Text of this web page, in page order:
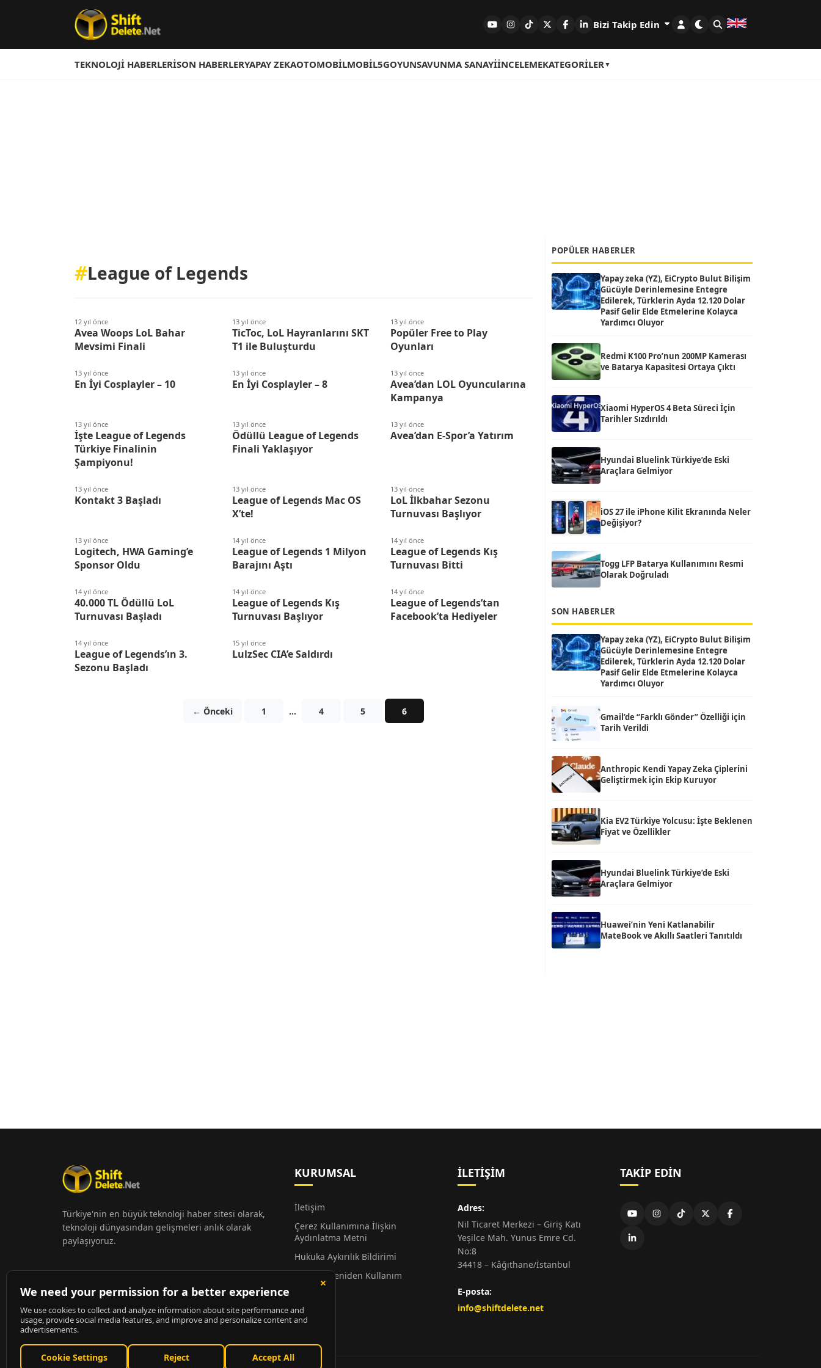
Bizi Takip Edin
TEKNOLOJI HABERLERISON HABERLERYAPAY ZEKAOTOMOBILMOBIL5GOYUNSAVUNMA SANAYIİNCELEMEKATEGORILER
#League of Legends
12 yıl önce
Avea Woops LoL Bahar
Mevsimi Finali
13 yıl önce
TicToc, LoL Hayranlarını SKT
T1 ile Buluşturdu
13 yıl önce
Popüler Free to Play
Oyunları
13 yıl önce
En İyi Cosplayler – 10
13 yıl önce
En İyi Cosplayler – 8
13 yıl önce
Avea’dan LOL Oyuncularına
Kampanya
13 yıl önce
İşte League of Legends
Türkiye Finalinin
Şampiyonu!
13 yıl önce
Ödüllü League of Legends
Finali Yaklaşıyor
13 yıl önce
Avea’dan E-Spor’a Yatırım
13 yıl önce
Kontakt 3 Başladı
13 yıl önce
League of Legends Mac OS
X’te!
13 yıl önce
LoL İlkbahar Sezonu
Turnuvası Başlıyor
13 yıl önce
Logitech, HWA Gaming’e
Sponsor Oldu
14 yıl önce
League of Legends 1 Milyon
Barajını Aştı
14 yıl önce
League of Legends Kış
Turnuvası Bitti
14 yıl önce
40.000 TL Ödüllü LoL
Turnuvası Başladı
14 yıl önce
League of Legends Kış
Turnuvası Başlıyor
14 yıl önce
League of Legends’tan
Facebook’ta Hediyeler
14 yıl önce
League of Legends’ın 3.
Sezonu Başladı
15 yıl önce
LulzSec CIA’e Saldırdı
← Önceki 1 … 4 5 6
POPÜLER HABERLER
Yapay zeka (YZ), EiCrypto Bulut Bilişim
Gücüyle Derinlemesine Entegre
Edilerek, Türklerin Ayda 12.120 Dolar
Pasif Gelir Elde Etmelerine Kolayca
Yardımcı Oluyor
Redmi K100 Pro’nun 200MP Kamerası
ve Batarya Kapasitesi Ortaya Çıktı
Xiaomi HyperOS 4 Beta Süreci İçin
Tarihler Sızdırıldı
Hyundai Bluelink Türkiye’de Eski
Araçlara Gelmiyor
iOS 27 ile iPhone Kilit Ekranında Neler
Değişiyor?
Togg LFP Batarya Kullanımını Resmi
Olarak Doğruladı
SON HABERLER
Yapay zeka (YZ), EiCrypto Bulut Bilişim
Gücüyle Derinlemesine Entegre
Edilerek, Türklerin Ayda 12.120 Dolar
Pasif Gelir Elde Etmelerine Kolayca
Yardımcı Oluyor
Gmail’de “Farklı Gönder” Özelliği için
Tarih Verildi
Anthropic Kendi Yapay Zeka Çiplerini
Geliştirmek için Ekip Kuruyor
Kia EV2 Türkiye Yolcusu: İşte Beklenen
Fiyat ve Özellikler
Hyundai Bluelink Türkiye’de Eski
Araçlara Gelmiyor
Huawei’nin Yeni Katlanabilir
MateBook ve Akıllı Saatleri Tanıtıldı
Türkiye'nin en büyük teknoloji haber sitesi olarak,
teknoloji dünyasından gelişmeleri anlık olarak
paylaşıyoruz.
KURUMSAL
İletişim
Çerez Kullanımına İlişkin
Aydınlatma Metni
Hukuka Aykırılık Bildirimi
Alıntı ve Yeniden Kullanım
Hakkında
Künye
İLETIŞIM
Adres:
Nil Ticaret Merkezi – Giriş Katı
Yeşilce Mah. Yunus Emre Cd.
No:8
34418 – Kâğıthane/İstanbul
E-posta:
info@shiftdelete.net
TAKIP EDIN